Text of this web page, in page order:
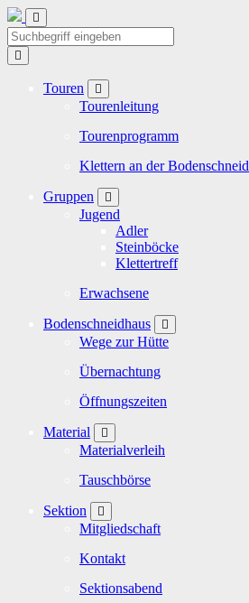
Touren
Tourenleitung
Tourenprogramm
Klettern an der Bodenschneid
Gruppen
Jugend
Adler
Steinböcke
Klettertreff
Erwachsene
Bodenschneidhaus
Wege zur Hütte
Übernachtung
Öffnungszeiten
Material
Materialverleih
Tauschbörse
Sektion
Mitgliedschaft
Kontakt
Sektionsabend